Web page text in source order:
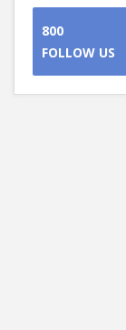
800
FOLLOW US